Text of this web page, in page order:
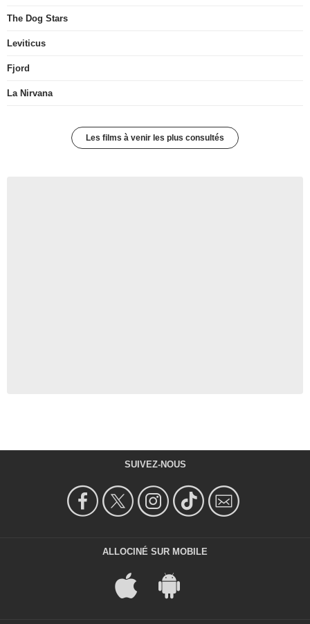
The Dog Stars
Leviticus
Fjord
La Nirvana
Les films à venir les plus consultés
SUIVEZ-NOUS
ALLOCINÉ SUR MOBILE